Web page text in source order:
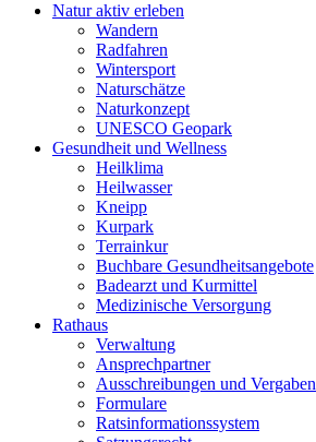
Natur aktiv erleben
Wandern
Radfahren
Wintersport
Naturschätze
Naturkonzept
UNESCO Geopark
Gesundheit und Wellness
Heilklima
Heilwasser
Kneipp
Kurpark
Terrainkur
Buchbare Gesundheitsangebote
Badearzt und Kurmittel
Medizinische Versorgung
Rathaus
Verwaltung
Ansprechpartner
Ausschreibungen und Vergaben
Formulare
Ratsinformationssystem